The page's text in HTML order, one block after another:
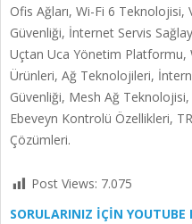
Ofis Ağları, Wi-Fi 6 Teknolojisi,
Güvenliği, İnternet Servis
Uçtan Uca Yönetim Platformu,
Ürünleri, Ağ Teknolojileri,
Güvenliği, Mesh Ağ
Ebeveyn Kontrolü Özellikleri,
Çözümleri.
Post Views: 7.075
SORULARINIZ İÇİN